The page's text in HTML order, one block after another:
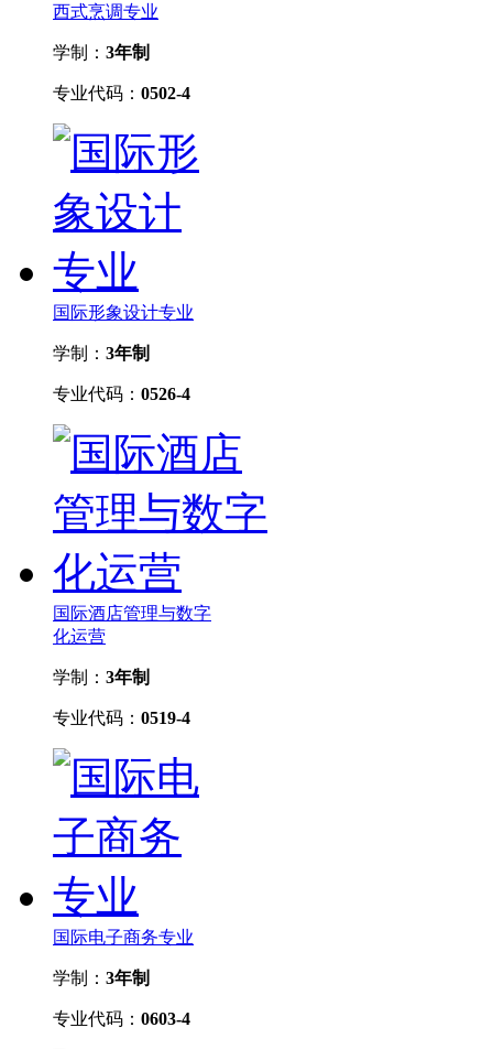
西式烹调专业
学制： 3年制
专业代码： 0502-4
国际形象设计专业
学制： 3年制
专业代码： 0526-4
国际酒店管理与数字
化运营
学制： 3年制
专业代码： 0519-4
国际电子商务专业
学制： 3年制
专业代码： 0603-4